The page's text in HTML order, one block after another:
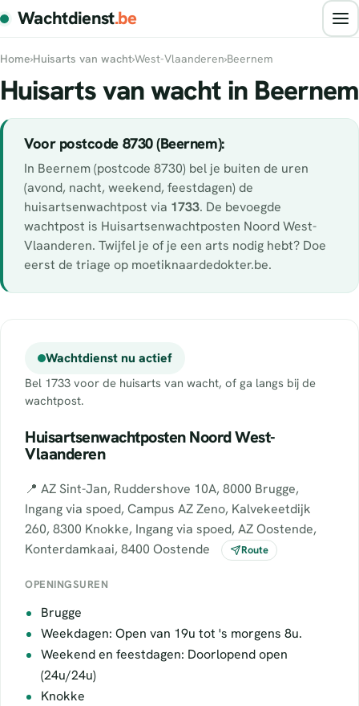
Wachtdienst.be
Home›Huisarts van wacht›West-Vlaanderen›Beernem
Huisarts van wacht in Beernem
Voor postcode 8730 (Beernem):
In Beernem (postcode 8730) bel je buiten de uren
(avond, nacht, weekend, feestdagen) de
huisartsenwachtpost via 1733. De bevoegde
wachtpost is Huisartsenwachtposten Noord West-
Vlaanderen. Twijfel je of je een arts nodig hebt? Doe
eerst de triage op moetiknaardedokter.be.
Wachtdienst nu actief
Bel 1733 voor de huisarts van wacht, of ga langs bij de
wachtpost.
Huisartsenwachtposten Noord West-
Vlaanderen
📍 AZ Sint-Jan, Ruddershove 10A, 8000 Brugge,
Ingang via spoed, Campus AZ Zeno, Kalvekeetdijk
260, 8300 Knokke, Ingang via spoed, AZ Oostende,
Konterdamkaai, 8400 Oostende
Route
OPENINGSUREN
Brugge
Weekdagen: Open van 19u tot 's morgens 8u.
Weekend en feestdagen: Doorlopend open
(24u/24u)
Knokke